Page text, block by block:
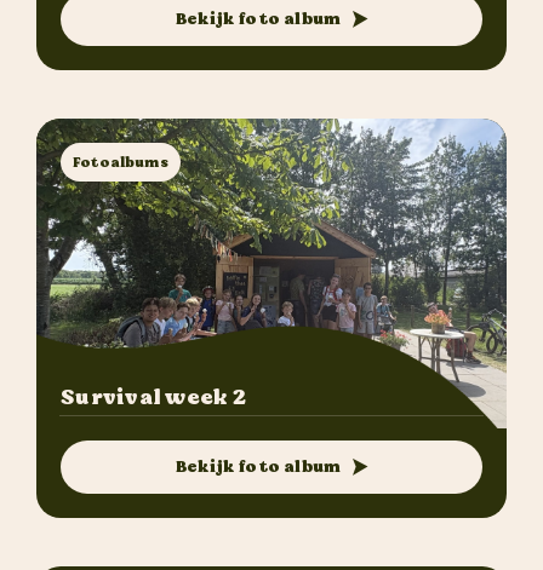
Bekijk foto album
Fotoalbums
Survival week 2
Bekijk foto album